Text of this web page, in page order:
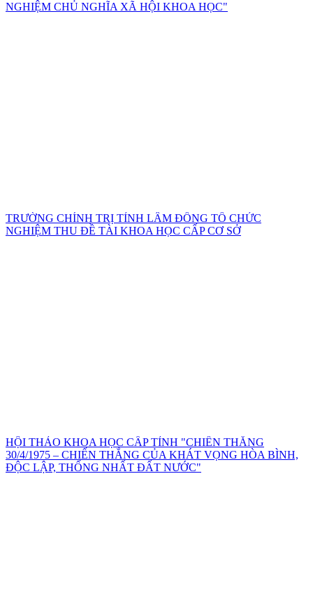
NGHIỆM CHỦ NGHĨA XÃ HỘI KHOA HỌC"
TRƯỜNG CHÍNH TRỊ TỈNH LÂM ĐỒNG TỔ CHỨC
NGHIỆM THU ĐỀ TÀI KHOA HỌC CẤP CƠ SỞ
HỘI THẢO KHOA HỌC CẤP TỈNH "CHIẾN THẮNG
30/4/1975 – CHIẾN THẮNG CỦA KHÁT VỌNG HÒA BÌNH,
ĐỘC LẬP, THỐNG NHẤT ĐẤT NƯỚC"